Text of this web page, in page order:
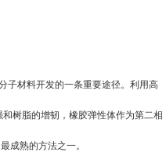
子材料开发的一条重要途径。利用高
树脂的增韧，橡胶弹性体作为第二相
成熟的方法之一。